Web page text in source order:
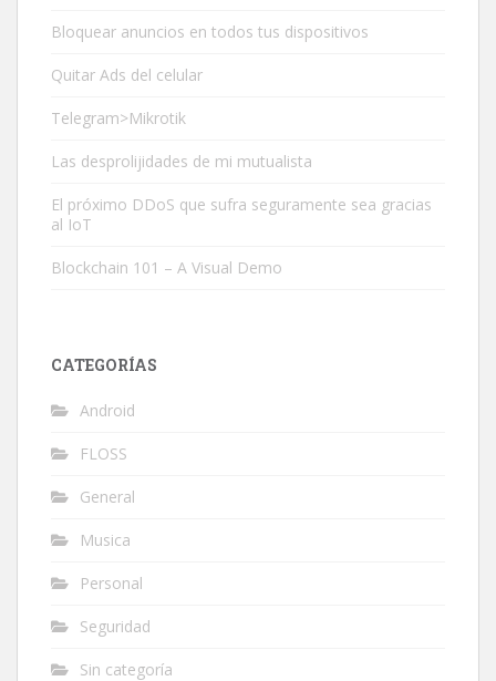
Bloquear anuncios en todos tus dispositivos
Quitar Ads del celular
Telegram>Mikrotik
Las desprolijidades de mi mutualista
El próximo DDoS que sufra seguramente sea gracias
al IoT
Blockchain 101 – A Visual Demo
CATEGORÍAS
Android
FLOSS
General
Musica
Personal
Seguridad
Sin categoría